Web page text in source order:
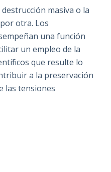
masiva o la
otra. Los
una función
un empleo de la
que resulte lo
a la preservación
las tensiones